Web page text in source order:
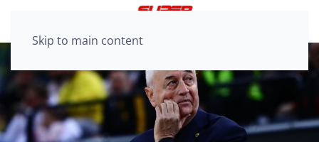
Skip to main content